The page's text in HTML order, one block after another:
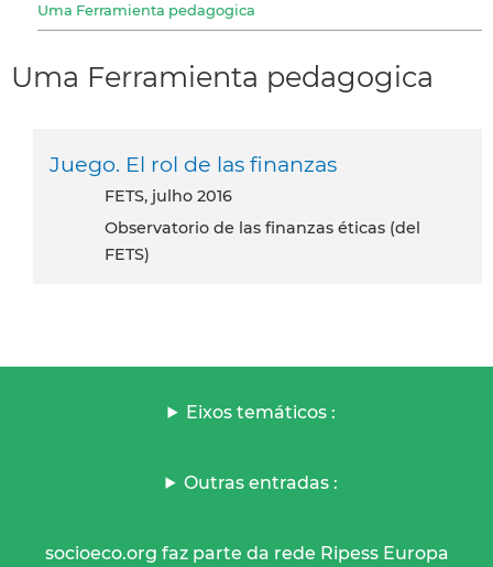
Uma Ferramienta pedagogica
Uma Ferramienta pedagogica
Juego. El rol de las finanzas
FETS, julho 2016
Observatorio de las finanzas éticas (del
FETS)
Eixos temáticos :
Outras entradas :
socioeco.org faz parte da rede Ripess Europa